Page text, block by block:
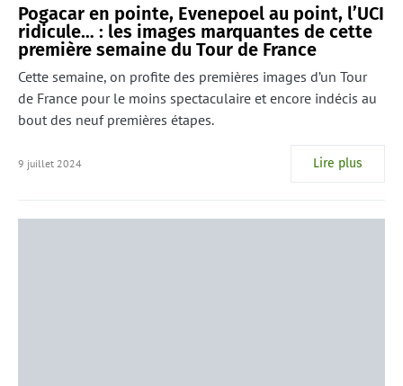
Pogacar en pointe, Evenepoel au point, l’UCI
ridicule… : les images marquantes de cette
première semaine du Tour de France
Cette semaine, on profite des premières images d’un Tour
de France pour le moins spectaculaire et encore indécis au
bout des neuf premières étapes.
9 juillet 2024 Lire plus